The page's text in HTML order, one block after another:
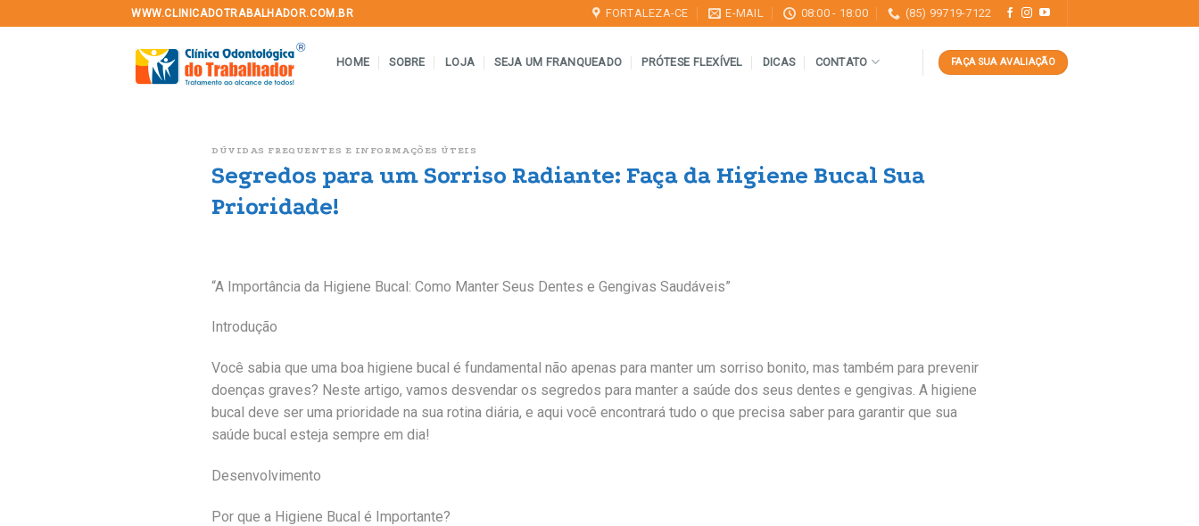
to
WWW.CLINICADOTRABALHADOR.COM.BR FORTALEZA-CE E-MAIL 08:00 - 18:00 (85) 99719-7122
HOME SOBRE LOJA SEJA UM FRANQUEADO PRÓTESE FLEXÍVEL DICAS CONTATO FAÇA SUA AVALIAÇÃO
DÚVIDAS FREQUENTES E INFORMAÇÕES ÚTEIS
Segredos para um Sorriso Radiante: Faça da Higiene Bucal Sua
Prioridade!
“A Importância da Higiene Bucal: Como Manter Seus Dentes e Gengivas Saudáveis”
Introdução
Você sabia que uma boa higiene bucal é fundamental não apenas para manter um sorriso bonito, mas também para prevenir
doenças graves? Neste artigo, vamos desvendar os segredos para manter a saúde dos seus dentes e gengivas. A higiene
bucal deve ser uma prioridade na sua rotina diária, e aqui você encontrará tudo o que precisa saber para garantir que sua
saúde bucal esteja sempre em dia!
Desenvolvimento
Por que a Higiene Bucal é Importante?